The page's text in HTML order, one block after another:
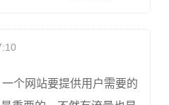
个网站要提供用户需要的